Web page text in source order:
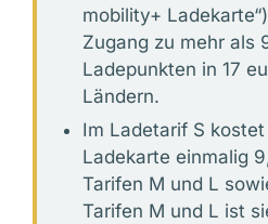
mobility+
Zugang zu mehr als
Ladepunkten in 17
Ländern.
Im Ladetarif S kostet
Ladekarte einmalig
Tarifen M und L
Tarifen M und L ist